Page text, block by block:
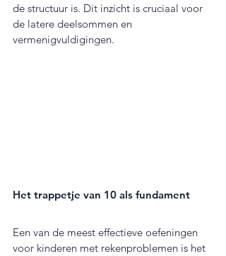
de structuur is. Dit inzicht is cruciaal voor
de latere deelsommen en
vermenigvuldigingen.
Het trappetje van 10 als fundament
Een van de meest effectieve oefeningen
voor kinderen met rekenproblemen is het